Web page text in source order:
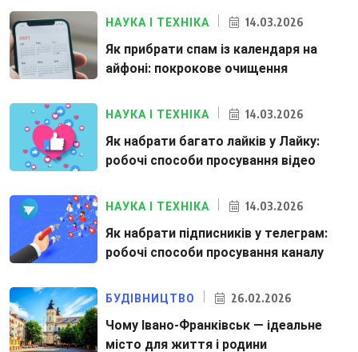
НАУКА І ТЕХНІКА 14.03.2026
Як прибрати спам із календаря на
айфоні: покрокове очищення
НАУКА І ТЕХНІКА 14.03.2026
Як набрати багато лайків у Лайку:
робочі способи просування відео
НАУКА І ТЕХНІКА 14.03.2026
Як набрати підписників у телеграм:
робочі способи просування каналу
БУДІВНИЦТВО 26.02.2026
Чому Івано-Франківськ — ідеальне
місто для життя і родини